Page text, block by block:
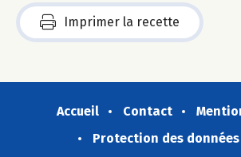
Imprimer la recette
Accueil Contact
Protection des données